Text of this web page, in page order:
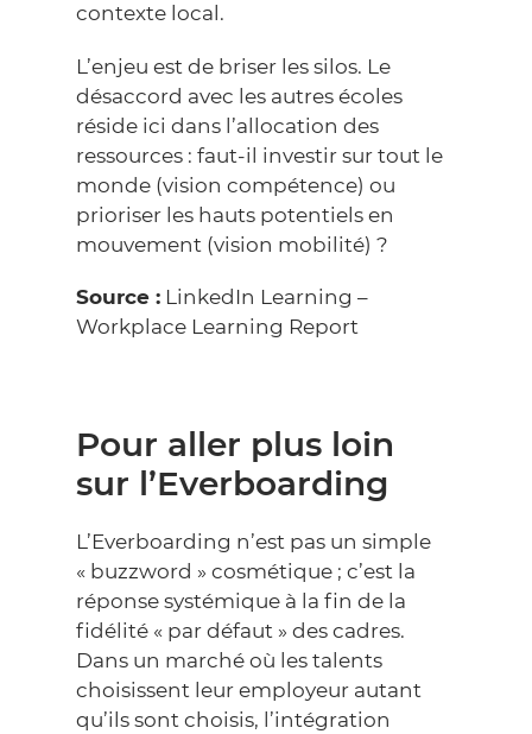
contexte local.
L’enjeu est de briser les silos. Le
désaccord avec les autres écoles
réside ici dans l’allocation des
ressources : faut-il investir sur tout le
monde (vision compétence) ou
prioriser les hauts potentiels en
mouvement (vision mobilité) ?
Source : LinkedIn Learning –
Workplace Learning Report
Pour aller plus loin
sur l’Everboarding
L’Everboarding n’est pas un simple
« buzzword » cosmétique ; c’est la
réponse systémique à la fin de la
fidélité « par défaut » des cadres.
Dans un marché où les talents
choisissent leur employeur autant
qu’ils sont choisis, l’intégration